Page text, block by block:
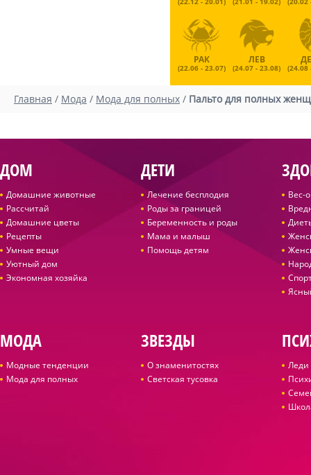
РАК
(22.06 - 23.07)
ЛЕВ
(24.07 - 23.08) (24.08
Главная / Мода / Мода для полных / Пальто для полных
ДОМ
Домашние животные
Рассчитай
Домашние цветы
Рецепты
Умные вещи
Уютный дом
Экономная хозяйка
ДЕТИ
Лечение бесплодия
Роды за границей
Беременность и роды
Мама и малыш
Помощь детям
Вес-
МОДА
Модные тенденции
Мода для полных
ЗВЕЗДЫ
О знаменитостях
Светская тусовка
Леди